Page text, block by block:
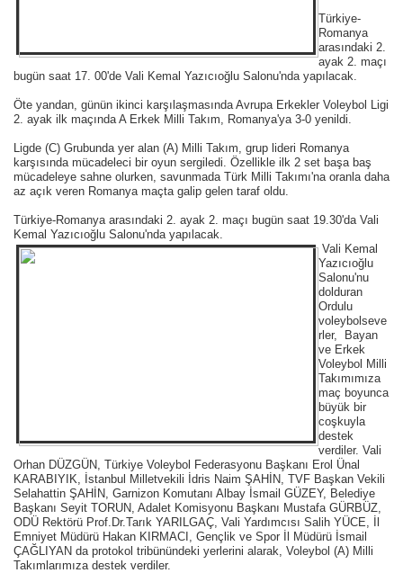
Türkiye-
Romanya
arasındaki 2.
ayak 2. maçı
bugün saat 17. 00'de Vali Kemal Yazıcıoğlu Salonu'nda yapılacak.
Öte yandan, günün ikinci karşılaşmasında Avrupa Erkekler Voleybol Ligi
2. ayak ilk maçında A Erkek Milli Takım, Romanya'ya 3-0 yenildi.
Ligde (C) Grubunda yer alan (A) Milli Takım, grup lideri Romanya
karşısında mücadeleci bir oyun sergiledi. Özellikle ilk 2 set başa baş
mücadeleye sahne olurken, savunmada Türk Milli Takımı'na oranla daha
az açık veren Romanya maçta galip gelen taraf oldu.
Türkiye-Romanya arasındaki 2. ayak 2. maçı bugün saat 19.30'da Vali
Kemal Yazıcıoğlu Salonu'nda yapılacak.
Vali Kemal
Yazıcıoğlu
Salonu'nu
dolduran
Ordulu
voleybolseve
rler, Bayan
ve Erkek
Voleybol Milli
Takımımıza
maç boyunca
büyük bir
coşkuyla
destek
verdiler. Vali
Orhan DÜZGÜN, Türkiye Voleybol Federasyonu Başkanı Erol Ünal
KARABIYIK, İstanbul Milletvekili İdris Naim ŞAHİN, TVF Başkan Vekili
Selahattin ŞAHİN, Garnizon Komutanı Albay İsmail GÜZEY, Belediye
Başkanı Seyit TORUN, Adalet Komisyonu Başkanı Mustafa GÜRBÜZ,
ODÜ Rektörü Prof.Dr.Tarık YARILGAÇ, Vali Yardımcısı Salih YÜCE, İl
Emniyet Müdürü Hakan KIRMACI, Gençlik ve Spor İl Müdürü İsmail
ÇAĞLIYAN da protokol tribünündeki yerlerini alarak, Voleybol (A) Milli
Takımlarımıza destek verdiler.